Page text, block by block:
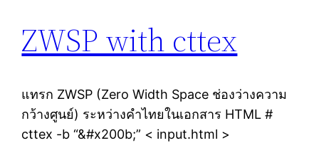
ZWSP with cttex
แทรก ZWSP (Zero Width Space ช่องว่างความ
กว้างศูนย์) ระหว่างคำไทยในเอกสาร HTML #
cttex -b “&#x200b;” < input.html >